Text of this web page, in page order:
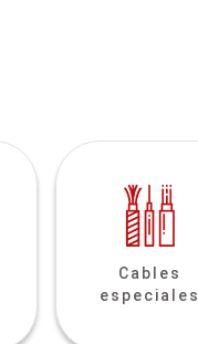
Cables
especiales